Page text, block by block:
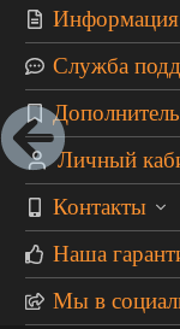
Информация
Служба
Личный
Контакты
Наша
Мы в